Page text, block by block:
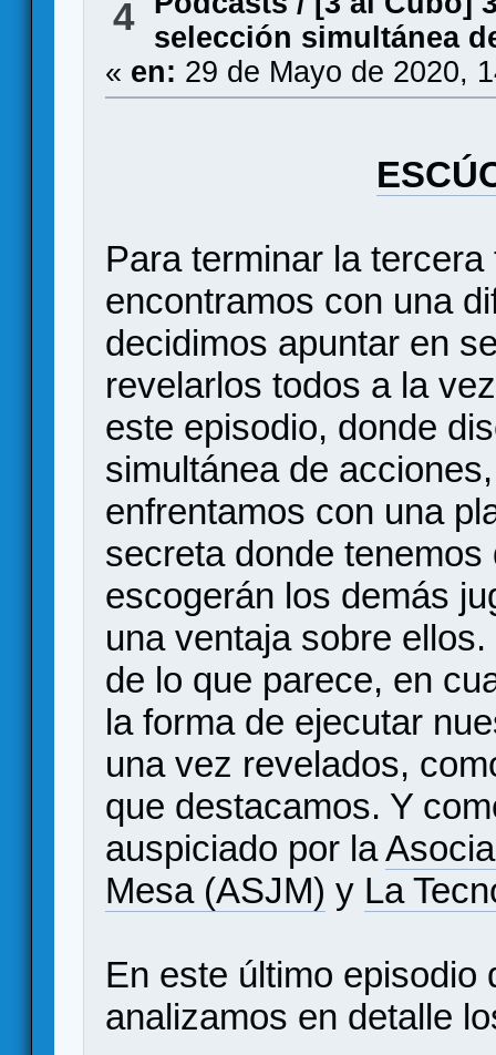
4
selección simultánea
« en: 29 de Mayo de 2020,
Para terminar la
encontramos con una
decidimos apuntar en
revelarlos todos a la
este episodio, donde
simultánea de
enfrentamos con una
secreta donde
escogerán los demás
una ventaja sobre
de lo que parece, en
la forma de ejecutar
una vez revelados,
que destacamos. Y
auspiciado por la
Mesa (ASJM) y La
En este último episodio
analizamos en detalle